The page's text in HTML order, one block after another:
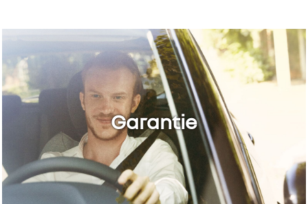
Garantie